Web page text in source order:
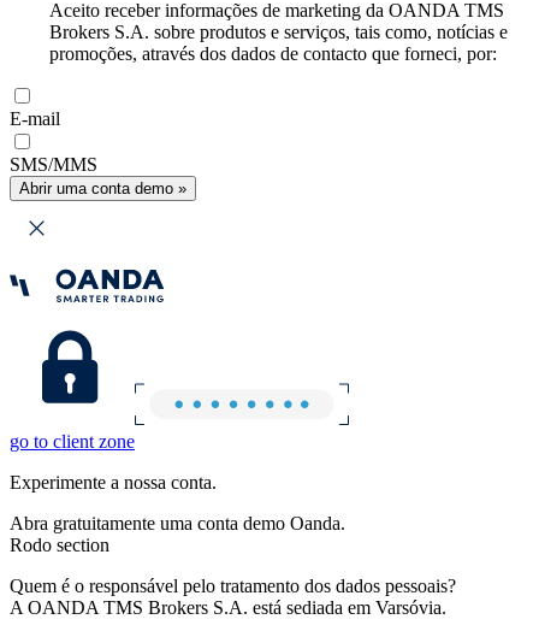
Aceito receber informações de marketing da OANDA TMS
Brokers S.A. sobre produtos e serviços, tais como, notícias e
promoções, através dos dados de contacto que forneci, por:
E-mail
SMS/MMS
Abrir uma conta demo »
go to client zone
Experimente a nossa conta.
Abra gratuitamente uma conta demo Oanda.
Rodo section
Quem é o responsável pelo tratamento dos dados pessoais?
A OANDA TMS Brokers S.A. está sediada em Varsóvia.